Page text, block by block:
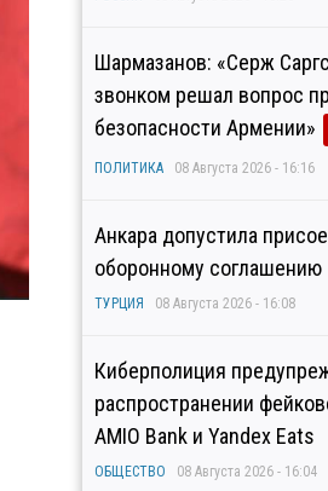
Шармазанов: «Серж
звонком решал вопрос
безопасности Армении»
ПОЛИТИКА 08 Августа 2026 - 16:16
Анкара допустила
оборонному соглашению
ТУРЦИЯ 08 Августа 2026 - 16:08
Киберполиция
распространении
AMIO Bank и Yandex Eats
ОБЩЕСТВО 08 Августа 2026 - 16:04